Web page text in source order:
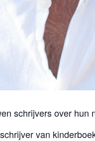
schrijvers over hun
van